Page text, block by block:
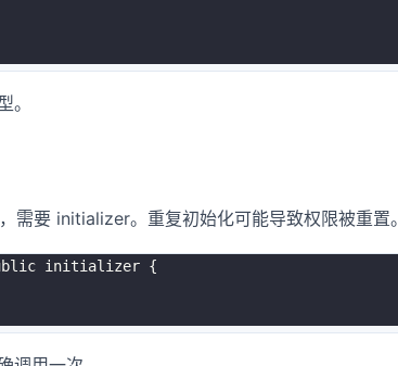
。
要 initializer。重复初始化可能导致权限被重置。
initializer {